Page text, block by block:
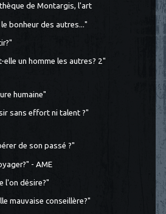
de Montargis, l'art
bonheur des autres..."
elle un homme les autres? 2"
humaine"
sans effort ni talent ?"
de son passé ?"
- AME
l'on désire?"
mauvaise conseillère?"